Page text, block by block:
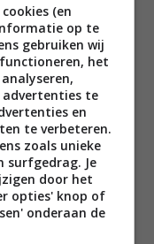
de
wat takjes
de
15 - 30
(en
op te
gebruiken wij
het
advertenties te
en
te verbeteren.
zoals unieke
surfgedrag. Je
door het
opties' knop of
onderaan de